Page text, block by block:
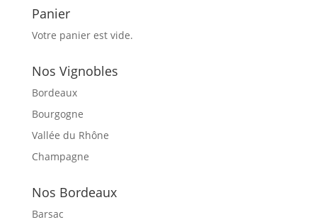
Panier
Votre panier est vide.
Nos Vignobles
Bordeaux
Bourgogne
Vallée du Rhône
Champagne
Nos Bordeaux
Barsac